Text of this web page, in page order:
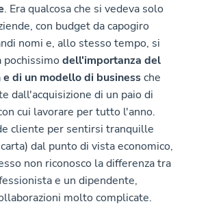
. Era qualcosa che si vedeva solo
con budget da capogiro
nomi e, allo stesso tempo, si
pochissimo dell'importanza del
di un modello di businessche
dall'acquisizione di un paio di
cui lavorare per tutto l'anno.
cliente per sentirsi tranquille
dal punto di vista economico,
non riconosco la differenza tra
e un dipendente,
molto complicate.